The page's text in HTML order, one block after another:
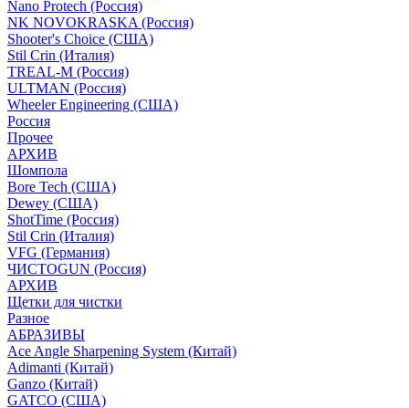
Nano Protech (Россия)
NK NOVOKRASKA (Россия)
Shooter's Choice (СШA)
Stil Crin (Италия)
TREAL-M (Россия)
ULTMAN (Россия)
Wheeler Engineering (СШA)
Россия
Прочее
АРХИВ
Шомпола
Bore Tech (США)
Dewey (США)
ShotTime (Россия)
Stil Crin (Италия)
VFG (Германия)
ЧИСТОGUN (Россия)
АРХИВ
Щетки для чистки
Разное
АБРАЗИВЫ
Ace Angle Sharpening System (Китай)
Adimanti (Китай)
Ganzo (Китай)
GATCO (США)